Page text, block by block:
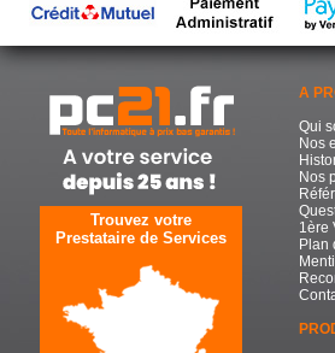
Trouvez votre
Prestataire de Services
A
Qui
Nos
Nos
1ère
Plan